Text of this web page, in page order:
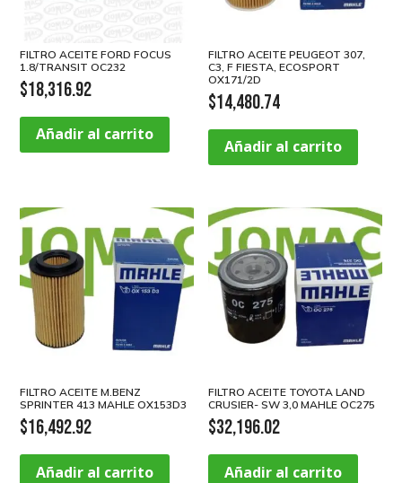
FILTRO ACEITE FORD FOCUS
1.8/TRANSIT OC232
$18,316.92
Añadir al carrito
FILTRO ACEITE PEUGEOT 307,
C3, F FIESTA, ECOSPORT
OX171/2D
$14,480.74
Añadir al carrito
FILTRO ACEITE M.BENZ
SPRINTER 413 MAHLE OX153D3
$16,492.92
Añadir al carrito
FILTRO ACEITE TOYOTA LAND
CRUSIER- SW 3,0 MAHLE OC275
$32,196.02
Añadir al carrito